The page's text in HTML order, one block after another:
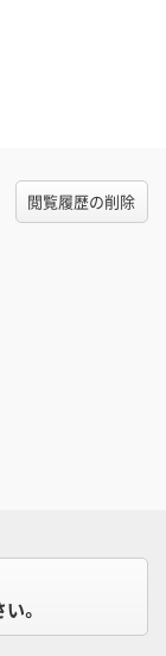
閲覧履歴の削除
。